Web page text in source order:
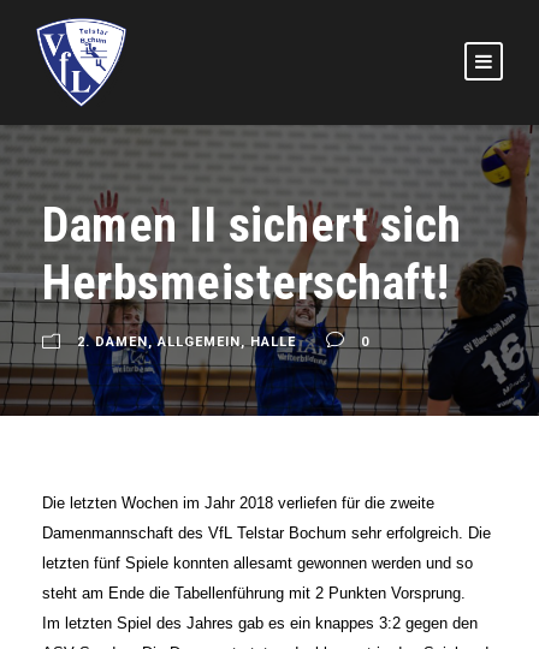
Damen II sichert sich
Herbsmeisterschaft!
2. DAMEN, ALLGEMEIN, HALLE 0
Die letzten Wochen im Jahr 2018 verliefen für die zweite
Damenmannschaft des VfL Telstar Bochum sehr erfolgreich. Die
letzten fünf Spiele konnten allesamt gewonnen werden und so
steht am Ende die Tabellenführung mit 2 Punkten Vorsprung.
Im letzten Spiel des Jahres gab es ein knappes 3:2 gegen den